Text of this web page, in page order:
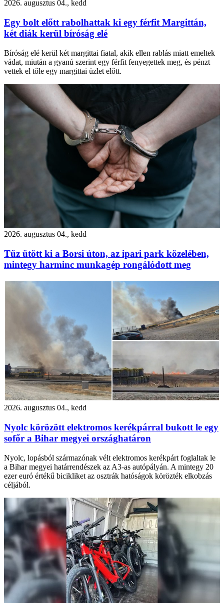
2026. augusztus 04., kedd
Egy bolt előtt rabolhattak ki egy férfit Margittán,
két diák kerül bíróság elé
Bíróság elé kerül két margittai fiatal, akik ellen rablás miatt emeltek
vádat, miután a gyanú szerint egy férfit fenyegettek meg, és pénzt
vettek el tőle egy margittai üzlet előtt.
2026. augusztus 04., kedd
Tűz ütött ki a Borsi úton, az ipari park közelében,
mintegy harminc munkagép rongálódott meg
2026. augusztus 04., kedd
Nyolc körözött elektromos kerékpárral bukott le egy
sofőr a Bihar megyei országhatáron
Nyolc, lopásból származónak vélt elektromos kerékpárt foglaltak le
a Bihar megyei határrendészek az A3-as autópályán. A mintegy 20
ezer euró értékű bicikliket az osztrák hatóságok körözték elkobzás
céljából.